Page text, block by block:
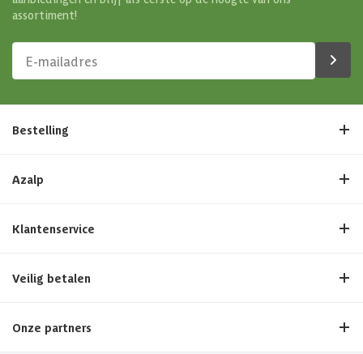
assortiment!
Bestelling
Azalp
Klantenservice
Veilig betalen
Onze partners